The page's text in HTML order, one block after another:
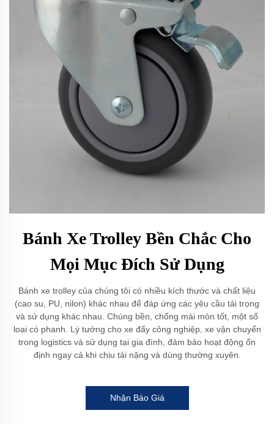
Bánh Xe Trolley Bền Chắc Cho
Mọi Mục Đích Sử Dụng
Bánh xe trolley của chúng tôi có nhiều kích thước và chất liệu
(cao su, PU, nilon) khác nhau để đáp ứng các yêu cầu tải trọng
và sử dụng khác nhau. Chúng bền, chống mài mòn tốt, một số
loại có phanh. Lý tưởng cho xe đẩy công nghiệp, xe vận chuyển
trong logistics và sử dụng tại gia đình, đảm bảo hoạt động ổn
định ngay cả khi chịu tải nặng và dùng thường xuyên.
Nhận Báo Giá